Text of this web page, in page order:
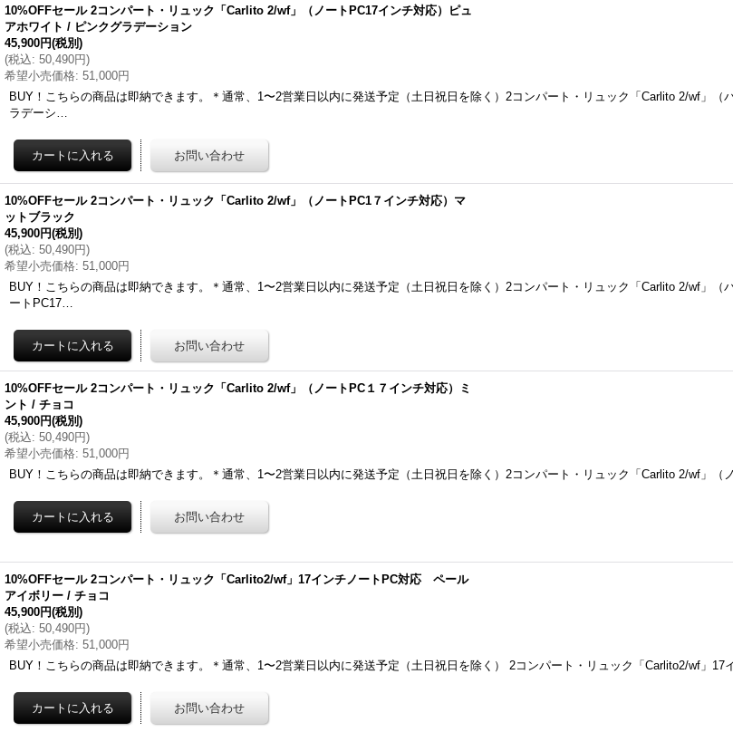
10%OFFセール 2コンパート・リュック「Carlito 2/wf」（ノートPC17インチ対応）ピュ
アホワイト / ピンクグラデーション
45,900円(税別)
(税込: 50,490円)
希望小売価格: 51,000円
BUY！こちらの商品は即納できます。＊通常、1〜2営業日以内に発送予定（土日祝日を除く）2コンパート・リュック「Carlito 2/wf」
ラデーシ…
10%OFFセール 2コンパート・リュック「Carlito 2/wf」（ノートPC1７インチ対応）マ
ットブラック
45,900円(税別)
(税込: 50,490円)
希望小売価格: 51,000円
BUY！こちらの商品は即納できます。＊通常、1〜2営業日以内に発送予定（土日祝日を除く）2コンパート・リュック「Carlito 2/wf」
ートPC17…
10%OFFセール 2コンパート・リュック「Carlito 2/wf」（ノートPC１７インチ対応）ミ
ント / チョコ
45,900円(税別)
(税込: 50,490円)
希望小売価格: 51,000円
BUY！こちらの商品は即納できます。＊通常、1〜2営業日以内に発送予定（土日祝日を除く）2コンパート・リュック「Carlito 2/wf」
10%OFFセール 2コンパート・リュック「Carlito2/wf」17インチノートPC対応 ペール
アイボリー / チョコ
45,900円(税別)
(税込: 50,490円)
希望小売価格: 51,000円
BUY！こちらの商品は即納できます。＊通常、1〜2営業日以内に発送予定（土日祝日を除く） 2コンパート・リュック「Carlito2/wf」